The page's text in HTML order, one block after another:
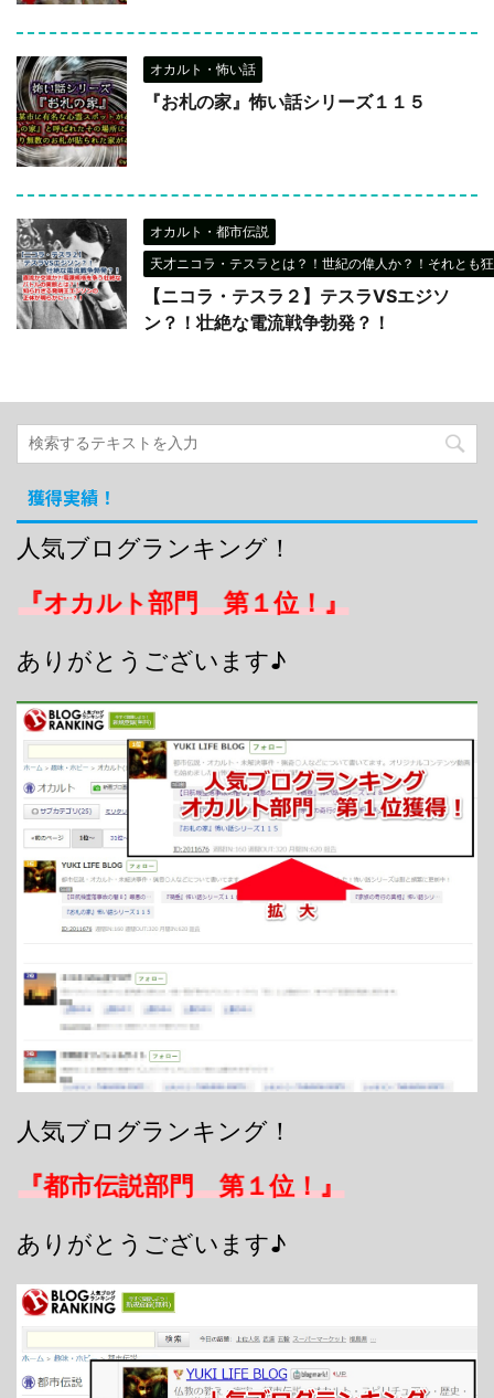
オカルト・怖い話
『お札の家』怖い話シリーズ１１５
オカルト・都市伝説
天才ニコラ・テスラとは？！世紀の偉人か？！それとも
【ニコラ・テスラ２】テスラVSエジソ
ン？！壮絶な電流戦争勃発？！
獲得実績！
人気ブログランキング！
『オカルト部門 第１位！』
ありがとうございます♪
人気ブログランキング！
『都市伝説部門 第１位！』
ありがとうございます♪